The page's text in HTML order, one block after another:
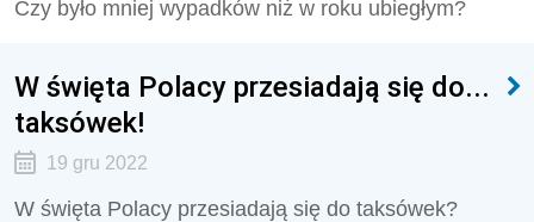
Czy było mniej wypadków niż w roku ubiegłym?
W święta Polacy przesiadają się do...
taksówek!
19 gru 2022
W święta Polacy przesiadają się do taksówek?